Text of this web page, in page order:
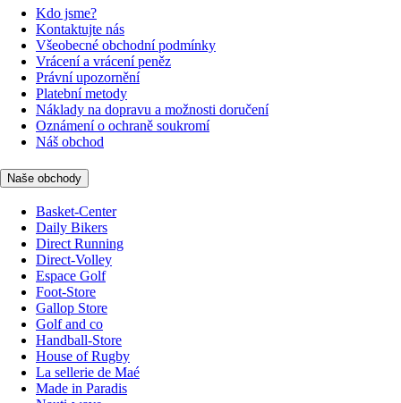
Kdo jsme?
Kontaktujte nás
Všeobecné obchodní podmínky
Vrácení a vrácení peněz
Právní upozornění
Platební metody
Náklady na dopravu a možnosti doručení
Oznámení o ochraně soukromí
Náš obchod
Naše obchody
Basket-Center
Daily Bikers
Direct Running
Direct-Volley
Espace Golf
Foot-Store
Gallop Store
Golf and co
Handball-Store
House of Rugby
La sellerie de Maé
Made in Paradis